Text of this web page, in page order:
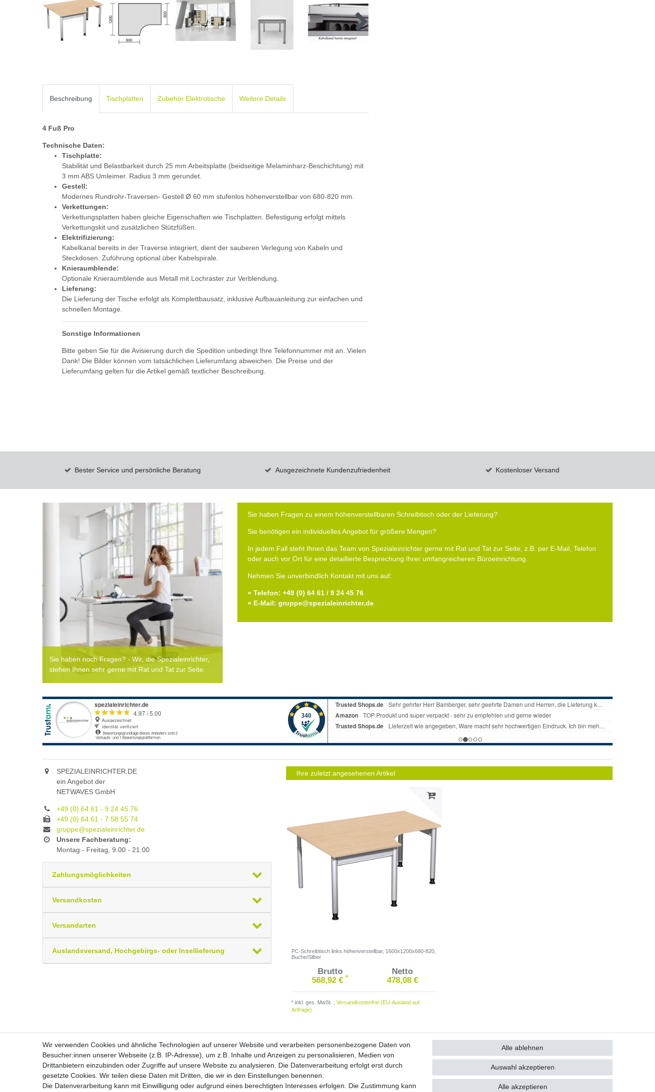
Beschreibung Tischplatten Zubehör Elektrotische Weitere Details
4 Fuß Pro
Technische Daten:
Tischplatte:
Stabilität und Belastbarkeit durch 25 mm Arbeitsplatte (beidseitige Melaminharz-Beschichtung) mit
3 mm ABS Umleimer. Radius 3 mm gerundet.
Gestell:
Modernes Rundrohr-Traversen- Gestell Ø 60 mm stufenlos höhenverstellbar von 680-820 mm.
Verkettungen:
Verkettungsplatten haben gleiche Eigenschaften wie Tischplatten. Befestigung erfolgt mittels
Verkettungskit und zusätzlichen Stützfüßen.
Elektrifizierung:
Kabelkanal bereits in der Traverse integriert, dient der sauberen Verlegung von Kabeln und
Steckdosen. Zuführung optional über Kabelspirale.
Knieraumblende:
Optionale Knieraumblende aus Metall mit Lochraster zur Verblendung.
Lieferung:
Die Lieferung der Tische erfolgt als Komplettbausatz, inklusive Aufbauanleitung zur einfachen und
schnellen Montage.
Sonstige Informationen
Bitte geben Sie für die Avisierung durch die Spedition unbedingt Ihre Telefonnummer mit an. Vielen
Dank! Die Bilder können vom tatsächlichen Lieferumfang abweichen. Die Preise und der
Lieferumfang gelten für die Artikel gemäß textlicher Beschreibung.
Bester Service und persönliche Beratung Ausgezeichnete Kundenzufriedenheit Kostenloser Versand
Sie haben noch Fragen? - Wir, die Spezialeinrichter,
stehen Ihnen sehr gerne mit Rat und Tat zur Seite.
Sie haben Fragen zu einem höhenverstellbaren Schreibtisch oder der Lieferung?
Sie benötigen ein individuelles Angebot für größere Mengen?
In jedem Fall steht Ihnen das Team von Spezialeinrichter gerne mit Rat und Tat zur Seite, z.B. per E-Mail, Telefon
oder auch vor Ort für eine detaillierte Besprechung Ihrer umfangreicheren Büroeinrichtung.
Nehmen Sie unverbindlich Kontakt mit uns auf:
» Telefon: +49 (0) 64 61 / 9 24 45 76
» E-Mail: gruppe@spezialeinrichter.de
SPEZIALEINRICHTER.DE
ein Angebot der
NETWAVES GmbH
+49 (0) 64 61 - 9 24 45 76
+49 (0) 64 61 - 7 58 55 74
gruppe@spezialeinrichter.de
Unsere Fachberatung:
Montag - Freitag, 9.00 - 21.00
Zahlungsmöglichkeiten
Versandkosten
Versandarten
Auslandsversand, Hochgebirgs- oder Insellieferung
Ihre zuletzt angesehenen Artikel
PC-Schreibtisch links höhenverstellbar, 1600x1200x680-820,
Buche/Silber
Brutto
Netto
568,92 €* 478,08 €
*inkl. ges. MwSt. ,Versandkostenfrei (EU-Ausland auf
Anfrage)
Widerrufs­recht Widerrufs­formular Impressum Daten­schutz­erklärung
Wir verwenden Cookies und ähnliche Technologien auf unserer Website und verarbeiten personenbezogene Daten von
Besucher:innen unserer Webseite (z.B. IP-Adresse), um z.B. Inhalte und Anzeigen zu personalisieren, Medien von
Drittanbietern einzubinden oder Zugriffe auf unsere Website zu analysieren. Die Datenverarbeitung erfolgt erst durch
gesetzte Cookies. Wir teilen diese Daten mit Dritten, die wir in den Einstellungen benennen.
Die Datenverarbeitung kann mit Einwilligung oder aufgrund eines berechtigten Interesses erfolgen. Die Zustimmung kann
Alle akzeptieren
Alle ablehnen
Auswahl akzeptieren